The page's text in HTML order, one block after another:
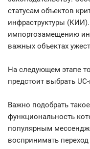
статусам объектов
инфраструктуры
импортозамещению
важных объектах
На следующем этапе
предстоит выбрать
Важно подобрать
функциональность
популярным
воспринимать